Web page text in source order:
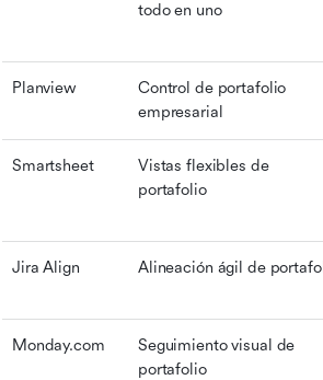
todo en uno
Planview
Control de portafolio
empresarial
Smartsheet
Vistas flexibles de
portafolio
Jira Align Alineación ágil de
Monday.com
Seguimiento visual de
portafolio